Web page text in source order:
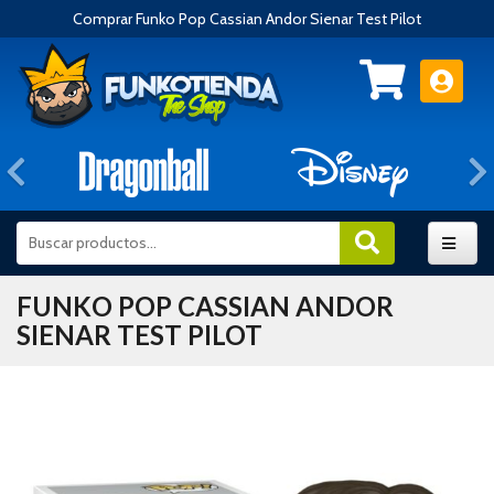
Comprar Funko Pop Cassian Andor Sienar Test Pilot
Anterior
FUNKO POP CASSIAN ANDOR
SIENAR TEST PILOT